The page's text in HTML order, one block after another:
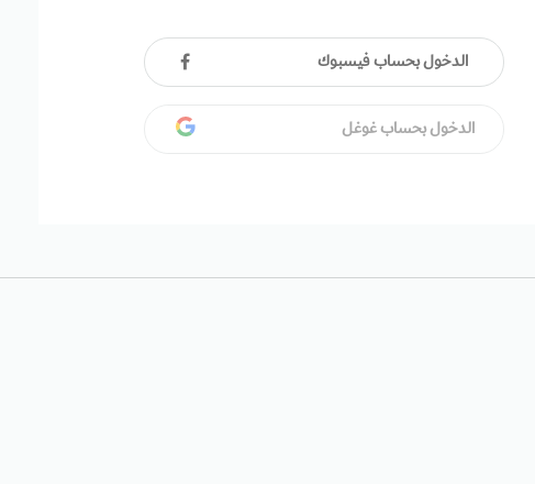
الدخول بحساب فيسبوك
الدخول بحساب غوغل